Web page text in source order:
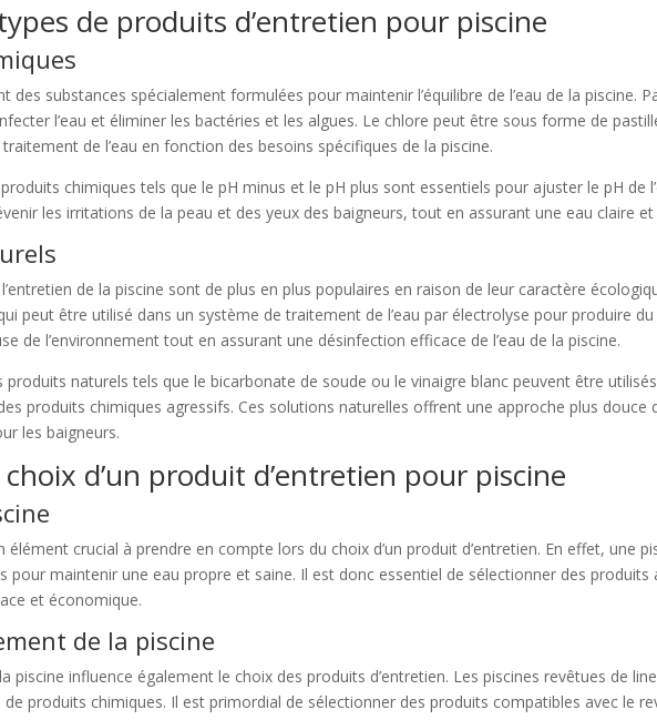
de produits d’entretien pour piscine
des substances spécialement formulées pour maintenir l’équilibre de l’eau de la piscine.
l’eau et éliminer les bactéries et les algues. Le chlore peut être sous forme de
de l’eau en fonction des besoins spécifiques de la piscine.
produits chimiques tels que le pH minus et le pH plus sont essentiels pour ajuster le pH de
les irritations de la peau et des yeux des baigneurs, tout en assurant une eau claire et
de la piscine sont de plus en plus populaires en raison de leur caractère
peut être utilisé dans un système de traitement de l’eau par électrolyse pour produire
de l’environnement tout en assurant une désinfection efficace de l’eau de la piscine.
naturels tels que le bicarbonate de soude ou le vinaigre blanc peuvent être
produits chimiques agressifs. Ces solutions naturelles offrent une approche plus douce
les baigneurs.
d’un produit d’entretien pour piscine
élément crucial à prendre en compte lors du choix d’un produit d’entretien. En effet, une
pour maintenir une eau propre et saine. Il est donc essentiel de sélectionner des
et économique.
de la piscine
piscine influence également le choix des produits d’entretien. Les piscines revêtues de
produits chimiques. Il est primordial de sélectionner des produits compatibles avec le